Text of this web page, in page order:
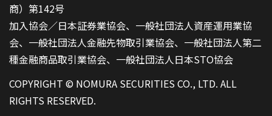
商）第142号
加入協会／日本証券業協会、一般社団法人資産運用業協
会、一般社団法人金融先物取引業協会、一般社団法人第二
種金融商品取引業協会、一般社団法人日本STO協会
COPYRIGHT © NOMURA SECURITIES CO., LTD. ALL
RIGHTS RESERVED.